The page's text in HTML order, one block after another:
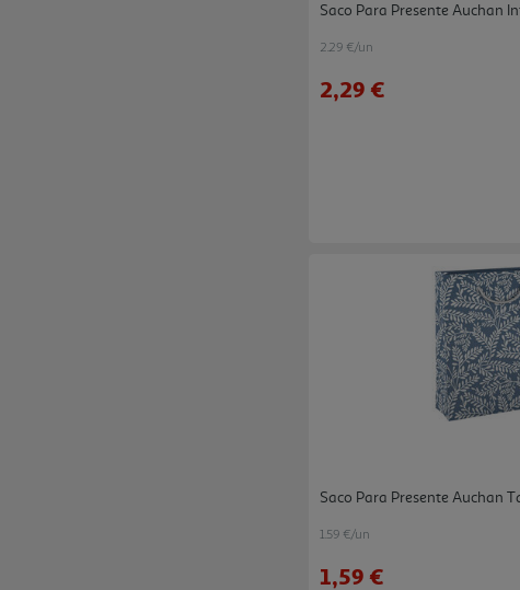
Saco Para Presente Auchan
2.29 €/un
2,29 €
Saco Para Presente Auchan
1.59 €/un
1,59 €